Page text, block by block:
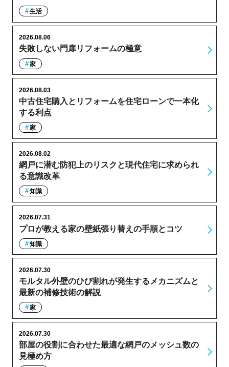
生活
失敗しない門扉リフォームの極意
2026.08.06
家
中古住宅購入とリフォームを住宅ローンで一本化
する利点
2026.08.03
家
網戸に潜む防犯上のリスクと現代住宅に求められ
る意識改革
2026.08.02
知識
プロが教える家の壁紙張り替えの手順とコツ
2026.07.31
知識
モルタル外壁のひび割れが発生するメカニズムと
最新の補修技術の解説
2026.07.30
家
部屋の役割に合わせた最適な網戸のメッシュ数の
見極め方
2026.07.30